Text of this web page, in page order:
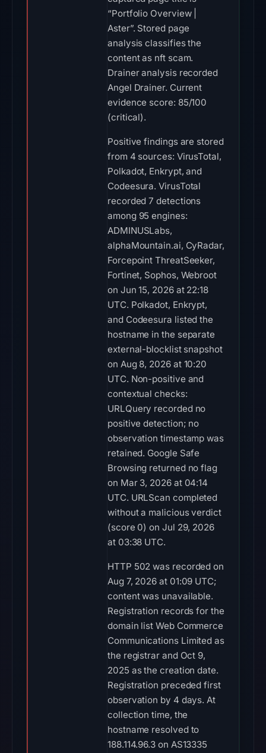
“Portfolio Overview |
Aster”. Stored page
analysis classifies the
content as nft scam.
Drainer analysis recorded
Angel Drainer. Current
evidence score: 85/100
(critical).
Positive findings are stored
from 4 sources: VirusTotal,
Polkadot, Enkrypt, and
Codeesura. VirusTotal
recorded 7 detections
among 95 engines:
ADMINUSLabs,
alphaMountain.ai, CyRadar,
Forcepoint ThreatSeeker,
Fortinet, Sophos, Webroot
on Jun 15, 2026 at 22:18
UTC. Polkadot, Enkrypt,
and Codeesura listed the
hostname in the separate
external-blocklist snapshot
on Aug 8, 2026 at 10:20
UTC. Non-positive and
contextual checks:
URLQuery recorded no
positive detection; no
observation timestamp was
retained. Google Safe
Browsing returned no flag
on Mar 3, 2026 at 04:14
UTC. URLScan completed
without a malicious verdict
(score 0) on Jul 29, 2026
at 03:38 UTC.
HTTP 502 was recorded on
Aug 7, 2026 at 01:09 UTC;
content was unavailable.
Registration records for the
domain list Web Commerce
Communications Limited as
the registrar and Oct 9,
2025 as the creation date.
Registration preceded first
observation by 4 days. At
collection time, the
hostname resolved to
188.114.96.3 on AS13335